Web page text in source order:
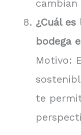
cambian
¿Cuál
bodega
Motivo:
te